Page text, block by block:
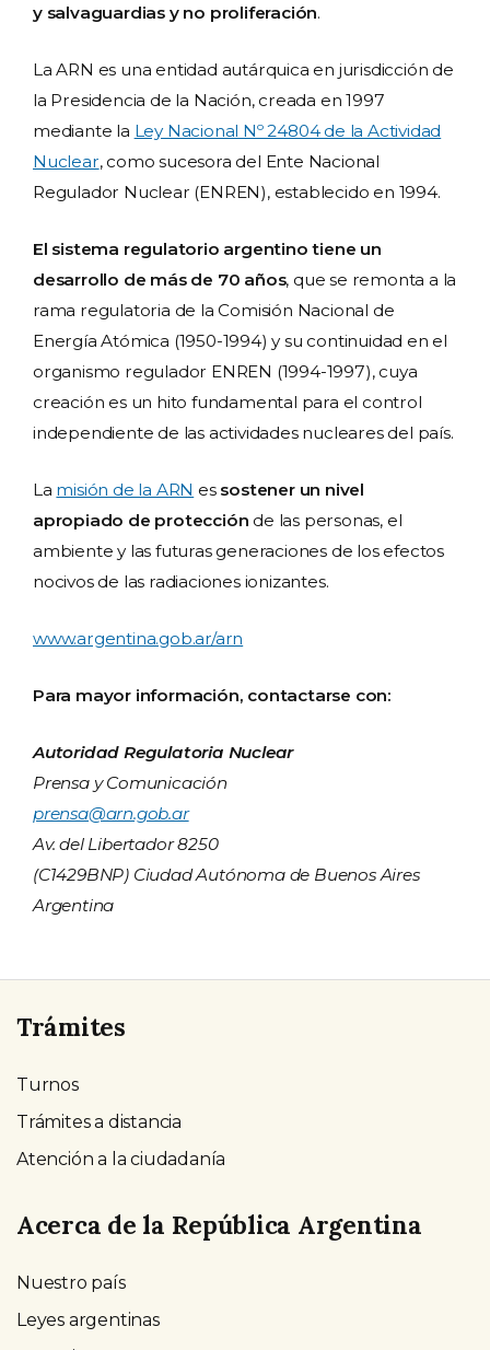
y salvaguardias y no proliferación.
La ARN es una entidad autárquica en jurisdicción de
la Presidencia de la Nación, creada en 1997
mediante la Ley Nacional Nº 24804 de la Actividad
Nuclear, como sucesora del Ente Nacional
Regulador Nuclear (ENREN), establecido en 1994.
El sistema regulatorio argentino tiene un
desarrollo de más de 70 años, que se remonta a la
rama regulatoria de la Comisión Nacional de
Energía Atómica (1950-1994) y su continuidad en el
organismo regulador ENREN (1994-1997), cuya
creación es un hito fundamental para el control
independiente de las actividades nucleares del país.
La misión de la ARN es sostener un nivel
apropiado de protección de las personas, el
ambiente y las futuras generaciones de los efectos
nocivos de las radiaciones ionizantes.
www.argentina.gob.ar/arn
Para mayor información, contactarse con:
Autoridad Regulatoria Nuclear
Prensa y Comunicación
prensa@arn.gob.ar
Av. del Libertador 8250
(C1429BNP) Ciudad Autónoma de Buenos Aires
Argentina
Trámites
Turnos
Trámites a distancia
Atención a la ciudadanía
Acerca de la República Argentina
Nuestro país
Leyes argentinas